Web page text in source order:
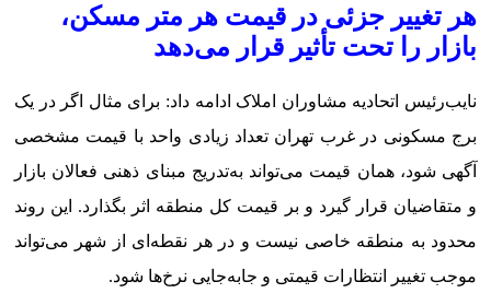
هر تغییر جزئی در قیمت هر متر مسکن،
بازار را تحت تأثیر قرار می‌دهد
نایب‌رئیس اتحادیه مشاوران املاک ادامه داد: برای مثال اگر در یک
برج مسکونی در غرب تهران تعداد زیادی واحد با قیمت مشخصی
آگهی شود، همان قیمت می‌تواند به‌تدریج مبنای ذهنی فعالان بازار
و متقاضیان قرار گیرد و بر قیمت کل منطقه اثر بگذارد. این روند
محدود به منطقه خاصی نیست و در هر نقطه‌ای از شهر می‌تواند
موجب تغییر انتظارات قیمتی و جابه‌جایی نرخ‌ها شود.